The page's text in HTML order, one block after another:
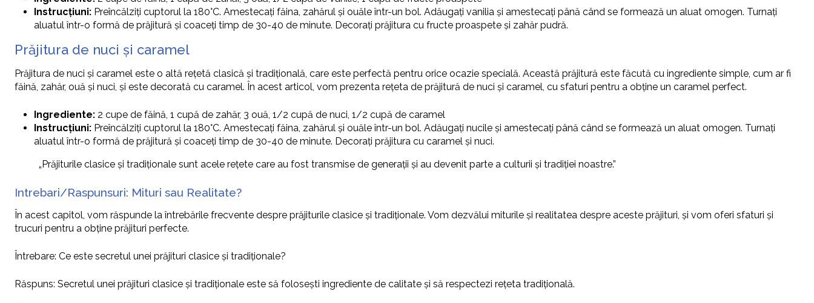
Instrucțiuni: Preîncălziți cuptorul la 180°C. Amestecați făina, zahărul și ouăle într-un bol. Adăugați vanilia și amestecați până când se formează un aluat omogen. Turnați
aluatul într-o formă de prăjitură și coaceți timp de 30-40 de minute. Decorați prăjitura cu fructe proaspete și zahăr pudră.
Prăjitura de nuci și caramel
Prăjitura de nuci și caramel este o altă rețetă clasică și tradițională, care este perfectă pentru orice ocazie specială. Această prăjitură este făcută cu ingrediente simple, cum ar fi
făină, zahăr, ouă și nuci, și este decorată cu caramel. În acest articol, vom prezenta rețeta de prăjitură de nuci și caramel, cu sfaturi pentru a obține un caramel perfect.
Ingrediente: 2 cupe de făină, 1 cupă de zahăr, 3 ouă, 1/2 cupă de nuci, 1/2 cupă de caramel
Instrucțiuni: Preîncălziți cuptorul la 180°C. Amestecați făina, zahărul și ouăle într-un bol. Adăugați nucile și amestecați până când se formează un aluat omogen. Turnați
aluatul într-o formă de prăjitură și coaceți timp de 30-40 de minute. Decorați prăjitura cu caramel și nuci.
„Prăjiturile clasice și tradiționale sunt acele rețete care au fost transmise de generații și au devenit parte a culturii și tradiției noastre.”
Intrebari/Raspunsuri: Mituri sau Realitate?
În acest capitol, vom răspunde la întrebările frecvente despre prăjiturile clasice și tradiționale. Vom dezvălui miturile și realitatea despre aceste prăjituri, și vom oferi sfaturi și
trucuri pentru a obține prăjituri perfecte.
Întrebare: Ce este secretul unei prăjituri clasice și tradiționale?
Răspuns: Secretul unei prăjituri clasice și tradiționale este să folosești ingrediente de calitate și să respectezi rețeta tradițională.